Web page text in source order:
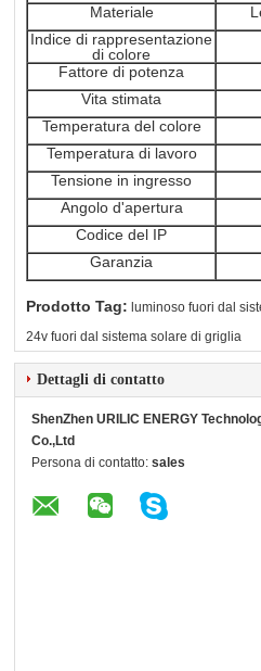
Materiale
Indice di rappresentazione
di colore
Fattore di potenza
Vita stimata
Temperatura del colore
Temperatura di lavoro
Tensione in ingresso
Angolo d'apertura
Codice del IP
Garanzia
Prodotto Tag: luminoso fuori dal
24v fuori dal sistema solare di griglia
Dettagli di contatto
ShenZhen URILIC ENERGY
Co.,Ltd
Persona di contatto: sales